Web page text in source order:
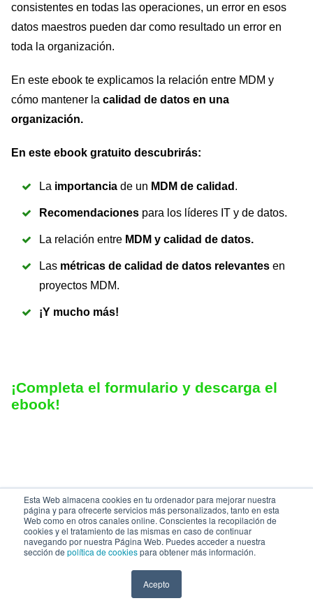
Esta Web almacena cookies en tu ordenador para mejorar nuestra
página y para ofrecerte servicios más personalizados, tanto en esta
Web como en otros canales online. Conscientes la recopilación de
cookies y el tratamiento de las mismas en caso de continuar
navegando por nuestra Página Web. Puedes acceder a nuestra
sección de política de cookiespara obtener más información.
Acepto
consistentes en todas las operaciones, un error en esos
datos maestros pueden dar como resultado un error en
toda la organización.
En este ebook te explicamos la relación entre MDM y
cómo mantener la calidad de datos en una
organización.
En este ebook gratuito descubrirás:
La importancia de un MDM de calidad .
Recomendaciones para los líderes IT y de datos.
La relación entre MDM y calidad de datos.
Las métricas de calidad de datos relevantes en
proyectos MDM.
¡Y mucho más!
¡Completa el formulario y descarga el
ebook!
© 2026 Grupo PowerData
Aviso legal
Política de cookies